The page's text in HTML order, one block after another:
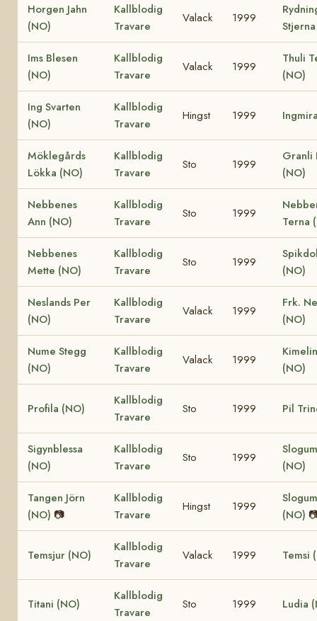
Horgen Jahn
(NO)
Kallblodig
Travare
Valack 1999
Ims Blesen
(NO)
Kallblodig
Travare
Valack 1999
Thuli
(NO)
Ing Svarten
(NO)
Kallblodig
Travare
Hingst 1999
Möklegårds
Lökka (NO)
Kallblodig
Travare
Sto 1999
Granli
(NO)
Nebbenes
Ann (NO)
Kallblodig
Travare
Sto 1999
Terna
Nebbenes
Mette (NO)
Kallblodig
Travare
Sto 1999
(NO)
Neslands Per
(NO)
Kallblodig
Travare
Valack 1999
Frk.
(NO)
Nume Stegg
(NO)
Kallblodig
Travare
Valack 1999
(NO)
Profila (NO)
Kallblodig
Travare
Sto 1999 Pil
Sigynblessa
(NO)
Kallblodig
Travare
Sto 1999
(NO)
Tangen Jörn
(NO) 📷
Kallblodig
Travare
Hingst 1999
(NO)
Temsjur (NO)
Kallblodig
Travare
Valack 1999 Temsi
Titani (NO)
Kallblodig
Travare
Sto 1999 Ludia